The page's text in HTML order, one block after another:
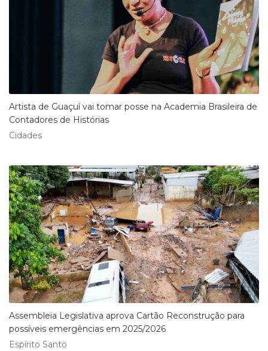
Artista de Guaçuí vai tomar posse na Academia Brasileira de
Contadores de Histórias
Cidades
Assembleia Legislativa aprova Cartão Reconstrução para
possíveis emergências em 2025/2026
Espírito Santo